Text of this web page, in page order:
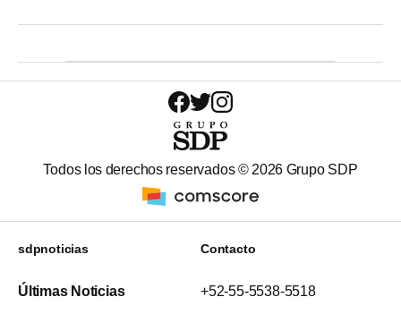
Todos los derechos reservados © 2026 Grupo SDP
sdpnoticias
Últimas Noticias
Contacto
+52-55-5538-5518